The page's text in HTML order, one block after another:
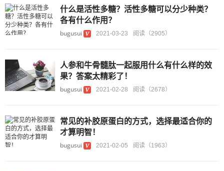
什么是活性多糖？活性多糖可以分少种类？
各有什么作用？
bugusui 2021-03-23 阅读（2905）
人参和牛骨髓肽一起服用什么有什么样的效
果？答案太精彩了！
bugusui 2021-02-28 阅读（2678）
常见的补胶原蛋白的方式，选择最适合你的
才算明智！
bugusui 2021-02-05 阅读（1963）